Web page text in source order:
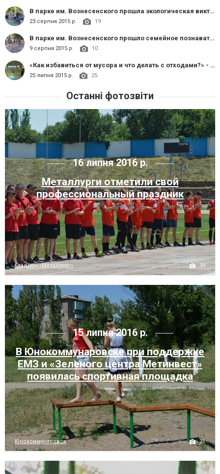
В парке им. Вознесенского прошла экологическая викторина для детей и взрослых «Заботясь о растениях, мы заботимся о себе». Сувениры от ОС «Зеленый центр Метинвест»
23 серпня 2015 р. 19
В парке им. Вознесенского прошло семейное познавательно-развлекательное мероприятие с элементами научных исследований «Значение растений в жизни человека». Большие и маленькие участники экопрограммы получили сувениры от ОС «Зеленый Центр Метинвест»
9 серпня 2015 р. 10
«Как избавиться от мусора и что делать с отходами?» - в парке им. Вознесенского при поддержке ОС «Зеленый центр Метинвест» прошла занимательная семейная конференция
25 липня 2015 р. 25
Останні фотозвіти
16 липня 2016 р.
Металлурги отметили свой
профессиональный праздник
Стадион «Металлург» 39
15 липня 2016 р.
В Юнокоммунаровске при поддержке
ЕМЗ и «Зеленого центра Метинвест»
появилась спортивная площадка
Юнокоммунаровск 21